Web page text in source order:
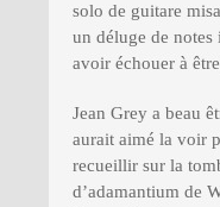
solo de guitare
un déluge de notes
avoir échouer à
Jean Grey a beau
aurait aimé la voir
recueillir sur la
d’adamantium de